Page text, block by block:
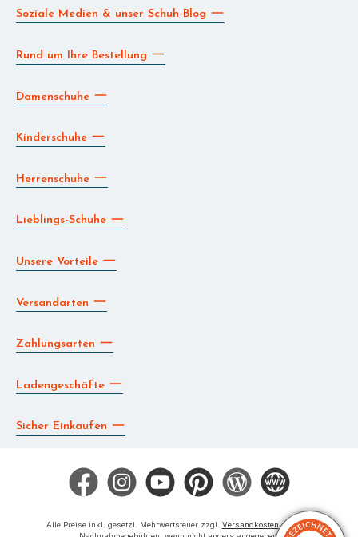
Soziale Medien & unser Schuh-Blog
Rund um Ihre Bestellung
Damenschuhe
Kinderschuhe
Herrenschuhe
Lieblings-Schuhe
Unsere Vorteile
Versandarten
Zahlungsarten
Ladengeschäfte
Sicher Einkaufen
Facebook Instagram YouTube Pinterest Blog Die BERG App
Alle Preise inkl. gesetzl. Mehrwertsteuer zzgl. Versandkostenund ggf.